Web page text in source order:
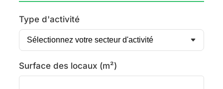
Type d'activité
Surface des locaux (m²)